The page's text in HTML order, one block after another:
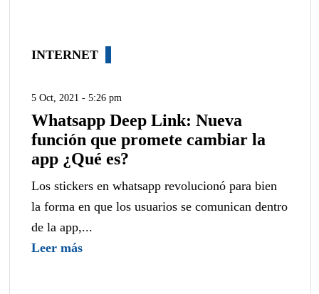
INTERNET
5 Oct, 2021 - 5:26 pm
Whatsapp Deep Link: Nueva
función que promete cambiar la
app ¿Qué es?
Los stickers en whatsapp revolucionó para bien
la forma en que los usuarios se comunican dentro
de la app,...
Leer más